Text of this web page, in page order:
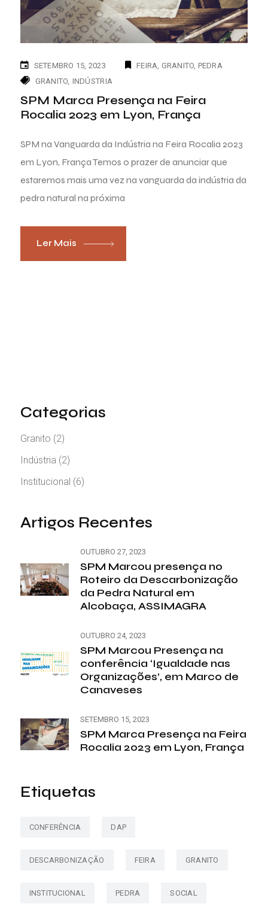
SETEMBRO 15, 2023 FEIRA GRANITO PEDRA
GRANITO INDÚSTRIA
SPM Marca Presença na Feira
Rocalia 2023 em Lyon, França
SPM na Vanguarda da Indústria na Feira Rocalia 2023
em Lyon, França Temos o prazer de anunciar que
estaremos mais uma vez na vanguarda da indústria da
pedra natural na próxima
Ler Mais
Categorias
Granito (2)
Indústria (2)
Institucional (6)
Artigos Recentes
OUTUBRO 27, 2023
SPM Marcou presença no
Roteiro da Descarbonização
da Pedra Natural em
Alcobaça, ASSIMAGRA
OUTUBRO 24, 2023
SPM Marcou Presença na
conferência ‘Igualdade nas
Organizações’, em Marco de
Canaveses
SETEMBRO 15, 2023
SPM Marca Presença na Feira
Rocalia 2023 em Lyon, França
Etiquetas
CONFERÊNCIA DAP
DESCARBONIZAÇÃO FEIRA GRANITO
INSTITUCIONAL PEDRA SOCIAL